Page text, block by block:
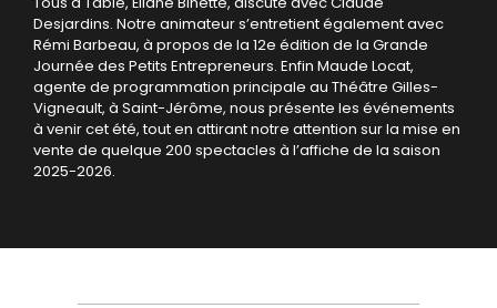
Desjardins. Notre animateur s’entretient également avec
Rémi Barbeau, à propos de la 12e édition de la Grande
Journée des Petits Entrepreneurs. Enfin Maude Locat,
agente de programmation principale au Théâtre Gilles-
Vigneault, à Saint-Jérôme, nous présente les événements
à venir cet été, tout en attirant notre attention sur la mise en
vente de quelque 200 spectacles à l’affiche de la saison
2025-2026.